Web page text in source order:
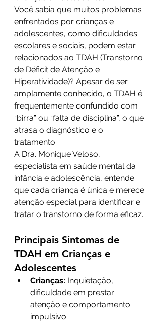
Você sabia que muitos problemas
enfrentados por crianças e
adolescentes, como dificuldades
escolares e sociais, podem estar
relacionados ao TDAH (Transtorno
de Déficit de Atenção e
Hiperatividade)? Apesar de ser
amplamente conhecido, o TDAH é
frequentemente confundido com
“birra” ou “falta de disciplina”, o que
atrasa o diagnóstico e o
tratamento.
A Dra. Monique Veloso,
especialista em saúde mental da
infância e adolescência, entende
que cada criança é única e merece
atenção especial para identificar e
tratar o transtorno de forma eficaz.
Principais Sintomas de
TDAH em Crianças e
Adolescentes
Crianças: Inquietação,
dificuldade em prestar
atenção e comportamento
impulsivo.